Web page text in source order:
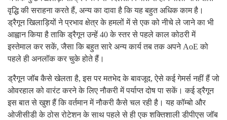
वृद्धि की सराहना करते हैं, अन्य का दावा है कि यह बहुत अधिक काम है।
ड्रैगून खिलाड़ियों ने प्रभाव क्षेत्र के हमलों में से एक को नीचे ले जाने का भी
आह्वान किया है ताकि ड्रैगून उन्हें 40 के स्तर से पहले काल कोठरी में
इस्तेमाल कर सकें, जैसा कि बहुत सारे अन्य कार्य तब तक अपने AoE को
पहले ही अनलॉक कर चुके होते हैं।
ड्रैगून जॉब कैसे खेलता है, इस पर मतभेद के बावजूद, ऐसे कई गेमर्स नहीं हैं जो
ओवरहाल को वारंट करने के लिए नौकरी में पर्याप्त दोष पा सकें। कई ड्रैगून
इस बात से खुश हैं कि वर्तमान में नौकरी कैसे चल रही है। यह कॉम्बो और
ओजीसीडी के ठोस रोटेशन के साथ पहले से ही एक शक्तिशाली डीपीएस जॉब